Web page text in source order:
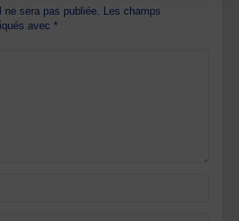
ne sera pas publiée. Les champs
avec*